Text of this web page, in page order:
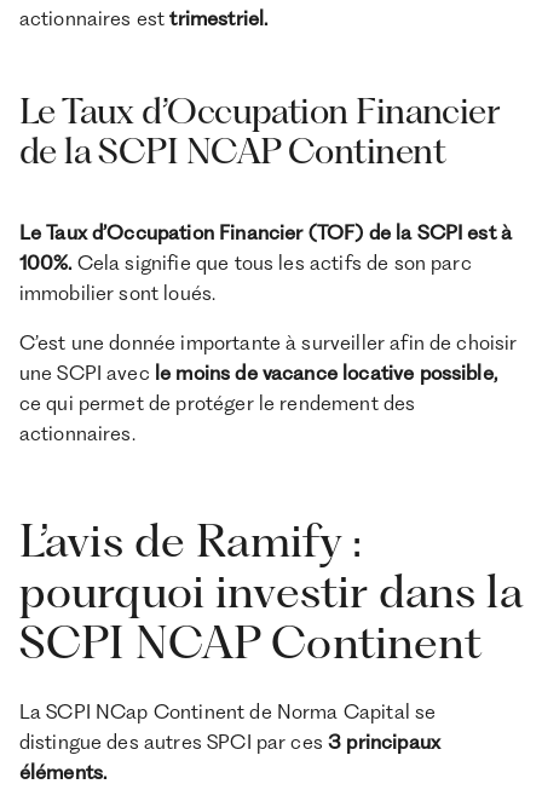
actionnaires esttrimestriel.
Le Taux d’Occupation Financier
de la SCPI NCAP Continent
Le Taux d’Occupation Financier (TOF) de la SCPI est à
100%. Cela signifie que tous les actifs de son parc
immobilier sont loués.
C’est une donnée importante à surveiller afin de choisir
une SCPI avec le moins de vacance locative possible,
ce qui permet de protéger le rendement des
actionnaires.
L’avis de Ramify :
pourquoi investir dans la
SCPI NCAP Continent
La SCPI NCap Continent de Norma Capital se
distingue des autres SPCI par ces3 principaux
éléments.